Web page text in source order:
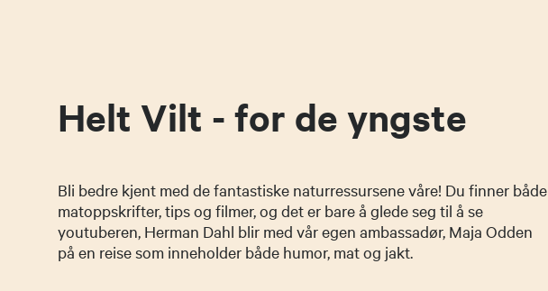
Helt Vilt - for de yngste
Bli bedre kjent med de fantastiske naturressursene våre! Du finner både
matoppskrifter, tips og filmer, og det er bare å glede seg til å se
youtuberen, Herman Dahl blir med vår egen ambassadør, Maja Odden
på en reise som inneholder både humor, mat og jakt.